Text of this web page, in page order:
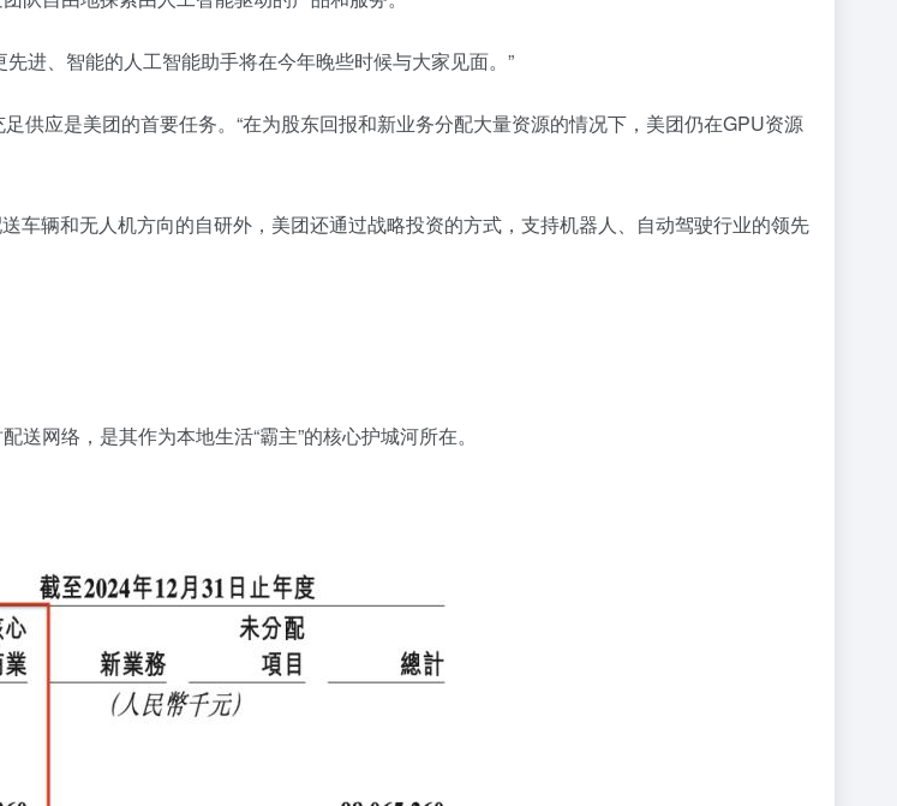
进、智能的人工智能助手将在今年晚些时候与大家见面。”
供应是美团的首要任务。“在为股东回报和新业务分配大量资源的情况下，美团仍在GPU资源
车辆和无人机方向的自研外，美团还通过战略投资的方式，支持机器人、自动驾驶行业的领先
网络，是其作为本地生活“霸主”的核心护城河所在。